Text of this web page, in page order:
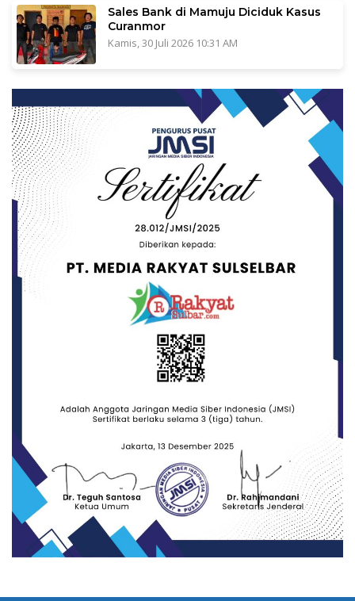
Sales Bank di Mamuju Diciduk Kasus
Curanmor
Kamis, 30 Juli 2026 10:31 AM